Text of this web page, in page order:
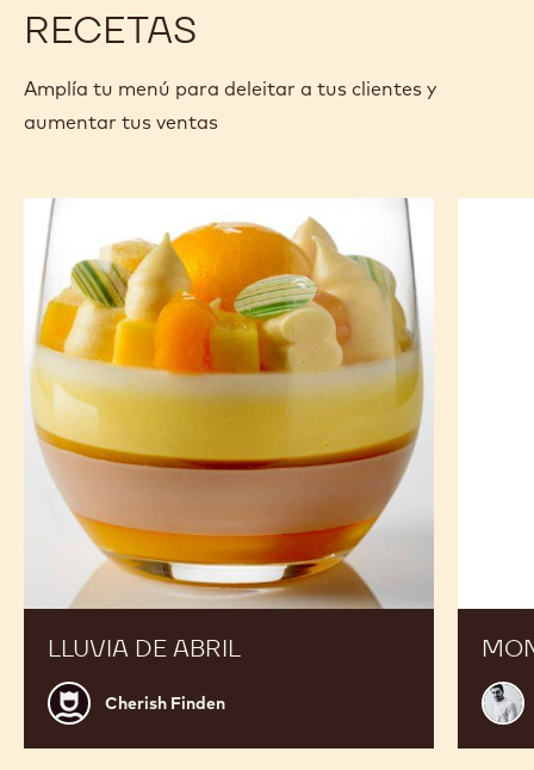
RECETAS
Amplía tu menú para deleitar a tus clientes y
aumentar tus ventas
LLUVIA DE ABRIL
Cherish
Finden
Cherish Finden
Lluvia
de
abril